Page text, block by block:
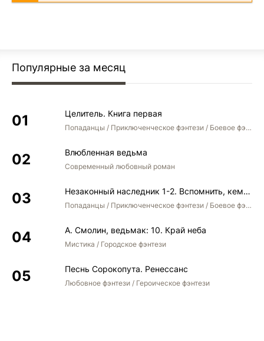
Популярные за месяц
Целитель. Книга первая
Попаданцы / Приключенческое фэнтези / Боевое фэнтези
Влюбленная ведьма
Современный любовный роман
Незаконный наследник 1-2. Вспомнить, кем был. Стать собой. Остаться собой
Попаданцы / Приключенческое фэнтези / Боевое фэнтези / Юмористическое фэнтези
А. Смолин, ведьмак: 10. Край неба
Мистика / Городское фэнтези
Песнь Сорокопута. Ренессанс
Любовное фэнтези / Героическое фэнтези